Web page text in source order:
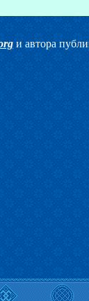
и автора